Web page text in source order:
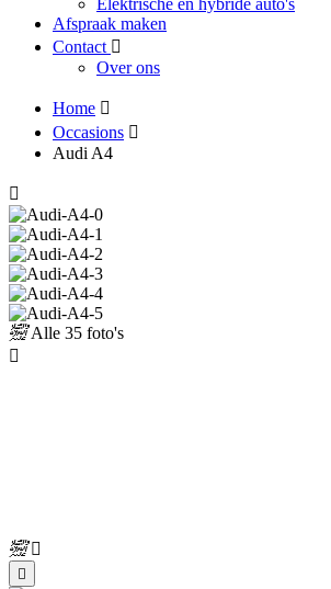
Elektrische en hybride auto's
Afspraak maken
Contact
Over ons
Home
Occasions
Audi A4
Alle 35 foto's